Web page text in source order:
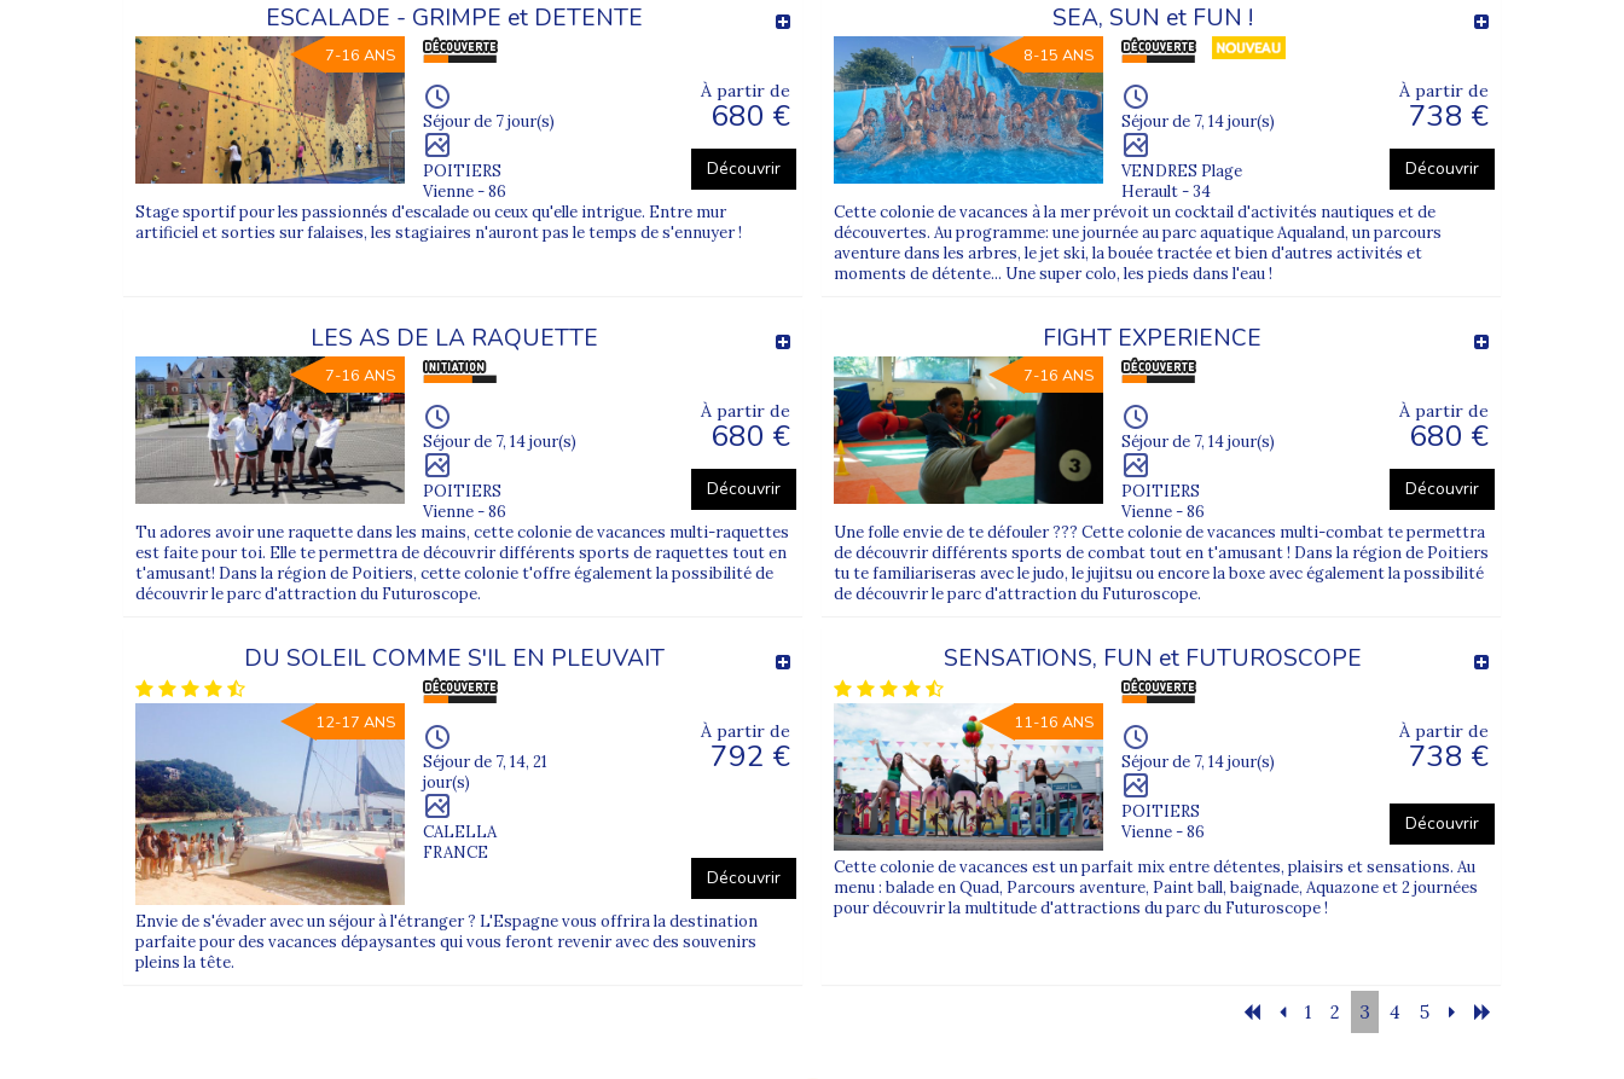
ESCALADE - GRIMPE et DETENTE
7-16 ANS
Séjour de 7 jour(s)
POITIERS
Vienne - 86
À partir de
680 €
Découvrir
Stage sportif pour les passionnés d'escalade ou ceux qu'elle intrigue. Entre mur
artificiel et sorties sur falaises, les stagiaires n'auront pas le temps de s'ennuyer !
SEA, SUN et FUN !
8-15 ANS
Séjour de 7, 14 jour(s)
VENDRES Plage
Herault - 34
À partir de
738 €
Découvrir
Cette colonie de vacances à la mer prévoit un cocktail d'activités nautiques et de
découvertes. Au programme: une journée au parc aquatique Aqualand, un parcours
aventure dans les arbres, le jet ski, la bouée tractée et bien d'autres activités et
moments de détente... Une super colo, les pieds dans l'eau !
LES AS DE LA RAQUETTE
7-16 ANS
Séjour de 7, 14 jour(s)
POITIERS
Vienne - 86
À partir de
680 €
Découvrir
Tu adores avoir une raquette dans les mains, cette colonie de vacances multi-raquettes
est faite pour toi. Elle te permettra de découvrir différents sports de raquettes tout en
t'amusant! Dans la région de Poitiers, cette colonie t'offre également la possibilité de
découvrir le parc d'attraction du Futuroscope.
FIGHT EXPERIENCE
7-16 ANS
Séjour de 7, 14 jour(s)
POITIERS
Vienne - 86
À partir de
680 €
Découvrir
Une folle envie de te défouler ??? Cette colonie de vacances multi-combat te permettra
de découvrir différents sports de combat tout en t'amusant ! Dans la région de Poitiers
tu te familiariseras avec le judo, le jujitsu ou encore la boxe avec également la possibilité
de découvrir le parc d'attraction du Futuroscope.
DU SOLEIL COMME S'IL EN PLEUVAIT
12-17 ANS
Séjour de 7, 14, 21
jour(s)
CALELLA
FRANCE
À partir de
792 €
Découvrir
Envie de s'évader avec un séjour à l'étranger ? L'Espagne vous offrira la destination
parfaite pour des vacances dépaysantes qui vous feront revenir avec des souvenirs
pleins la tête.
SENSATIONS, FUN et FUTUROSCOPE
11-16 ANS
Séjour de 7, 14 jour(s)
POITIERS
Vienne - 86
À partir de
738 €
Découvrir
Cette colonie de vacances est un parfait mix entre détentes, plaisirs et sensations. Au
menu : balade en Quad, Parcours aventure, Paint ball, baignade, Aquazone et 2 journées
pour découvrir la multitude d'attractions du parc du Futuroscope !
1 2 3 4 5